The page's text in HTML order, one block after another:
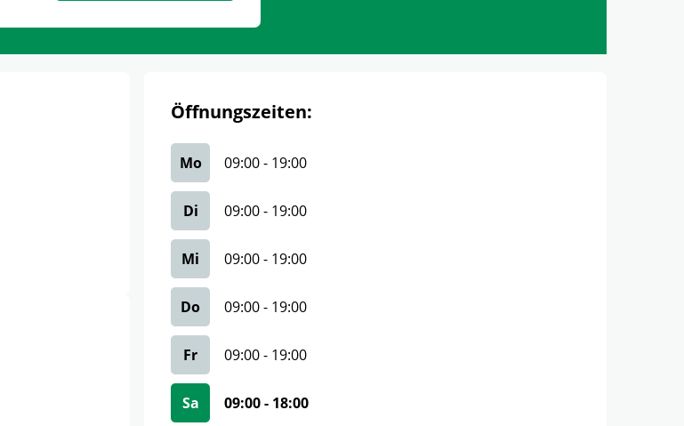
Öffnungszeiten:
Mo 09:00- 19:00
Di 09:00- 19:00
Mi 09:00- 19:00
Do 09:00- 19:00
Fr 09:00- 19:00
Sa 09:00- 18:00